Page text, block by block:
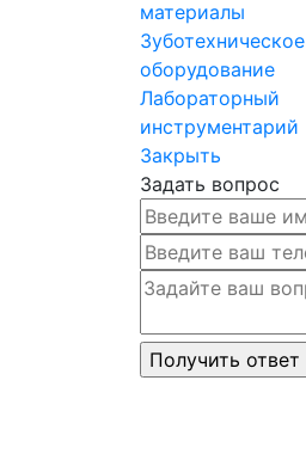
материалы
Зуботехническое
оборудование
Лабораторный
инструментарий
Закрыть
Задать вопрос